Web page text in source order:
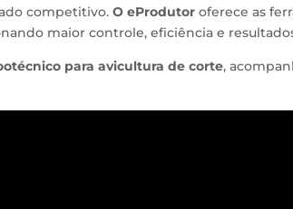
competitivo. O eProdutoroferece as
maior controle, eficiência e
para avicultura de corte,